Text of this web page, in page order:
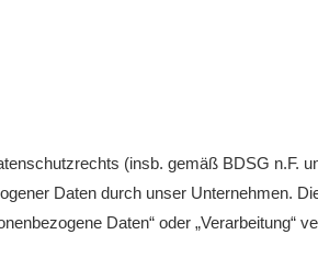
(insb. gemäß BDSG n.F.
Daten durch unser Unternehmen.
Daten“ oder „Verarbeitung“